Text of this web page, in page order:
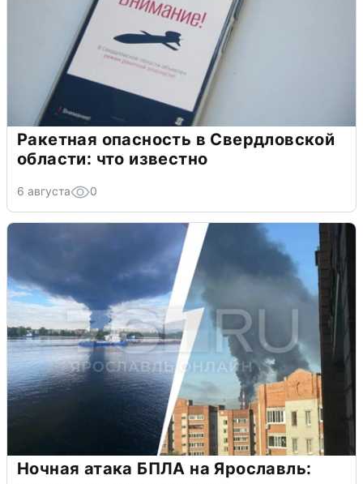
Ракетная опасность в Свердловской
области: что известно
6 августа 0
Ночная атака БПЛА на Ярославль: